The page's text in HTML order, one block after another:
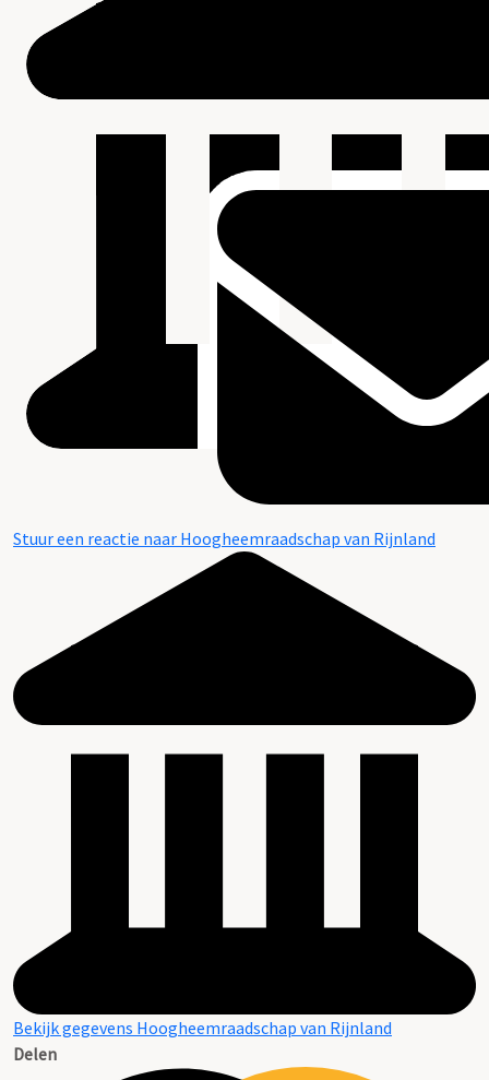
Stuur een reactie naar Hoogheemraadschap van Rijnland
Bekijk gegevens Hoogheemraadschap van Rijnland
Delen